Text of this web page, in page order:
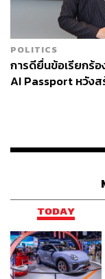
POLITICS
การดียื่นข้อเรียกร้อ
AI Passport หวังส
TODAY